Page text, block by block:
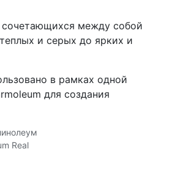
сочетающихся между собой
и серых до ярких и
в рамках одной
для создания
Real